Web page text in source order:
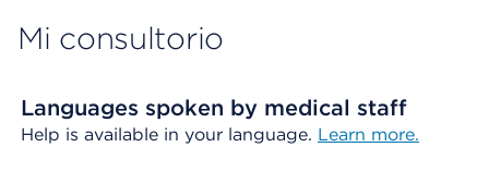
Mi consultorio
Languages spoken by medical staff
Help is available in your language. Learn more.